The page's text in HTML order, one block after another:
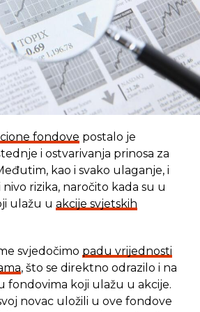
oblici štednje nude
ovaj Fond se nameće kao
svima koji žele da njihov novac
podrže razvoj domaće
fondove postalo je
i ostvarivanja prinosa za
kao i svako ulaganje, i
rizika, naročito kada su u
ulažu u akcije svjetskih
svjedočimo padu vrijednosti
, što se direktno odrazilo i na
fondovima koji ulažu u akcije.
novac uložili u ove fondove